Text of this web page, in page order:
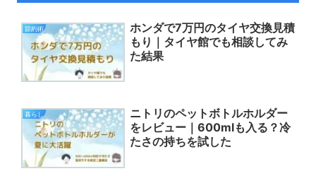
節約術
ホンダで7万円のタイヤ交換見積
もり｜タイヤ館でも相談してみ
た結果
暮らし
ニトリのペットボトルホルダー
をレビュー｜600mlも入る？冷
たさの持ちを試した